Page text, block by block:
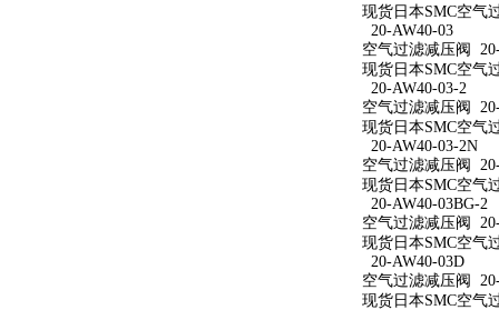
现货日本SMC空气
20-AW40-03
空气过滤减压阀
现货日本SMC空气
20-AW40-03-2
空气过滤减压阀
现货日本SMC空气
20-AW40-03-2N
空气过滤减压阀
现货日本SMC空气
20-AW40-03BG-2
空气过滤减压阀
现货日本SMC空气
20-AW40-03D
空气过滤减压阀
现货日本SMC空气